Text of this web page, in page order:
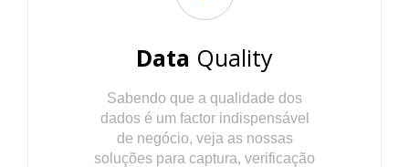
Data Quality
Sabendo que a qualidade dos
dados é um factor indispensável
de negócio, veja as nossas
soluções para captura, verificação